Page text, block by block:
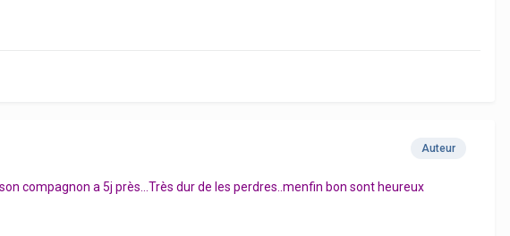
Auteur
compagnon a 5j près...Très dur de les perdres..menfin bon sont heureux